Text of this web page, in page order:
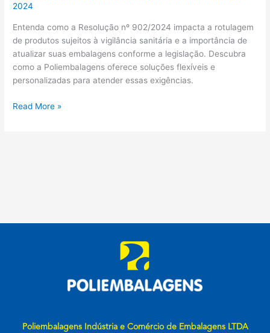
2024
Entenda como a Resolução nº 902/2024 impacta a rotulagem
de produtos sujeitos à vigilância sanitária e a importância de
atualizar suas embalagens conforme a legislação. Descubra
como a Poliembalagens oferece soluções flexíveis e
personalizadas para atender essas exigências.
Read More »
Poliembalagens Indústria e Comércio de Embalagens LTDA